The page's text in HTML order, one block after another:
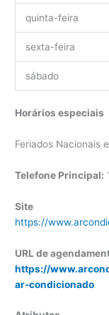
quinta-feira
sexta-feira
sábado
Horários especiais
Feriados Nacionais
Telefone Principal:
Site
https://
URL de
https://
ar-condicionado